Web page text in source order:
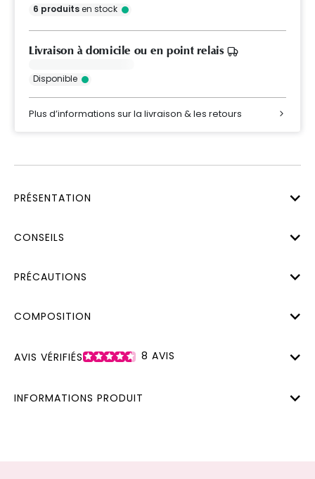
6 produitsen stock
Livraison à domicile ou en point relais
Disponible
Plus d’informations sur la livraison & les retours
PRÉSENTATION
CONSEILS
PRÉCAUTIONS
COMPOSITION
AVIS VÉRIFIÉS 8 AVIS
INFORMATIONS PRODUIT